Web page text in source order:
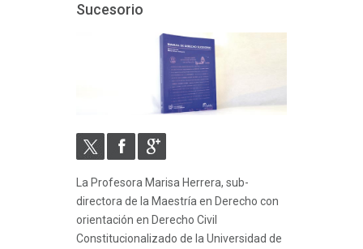
Sucesorio
La Profesora Marisa Herrera, sub-
directora de la Maestría en Derecho con
orientación en Derecho Civil
Constitucionalizado de la Universidad de